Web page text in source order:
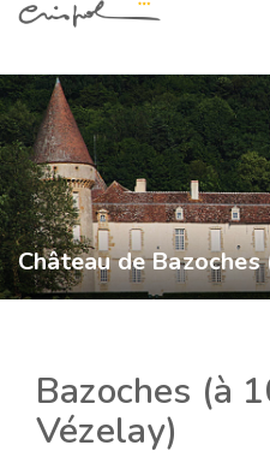
Château de
Bazoches (à
Vézelay)